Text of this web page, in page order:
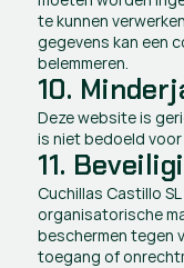
te kunnen
gegevens kan een
belemmeren.
10.
Deze website is
is niet bedoeld
11.
Cuchillas Castillo
organisatorische
beschermen tegen
toegang of